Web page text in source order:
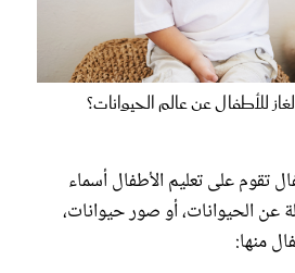
للأطفال عن عالم الحيوانات؟
تقوم على تعليم الأطفال أسماء
عن الحيوانات، أو صور حيوانات،
منها: